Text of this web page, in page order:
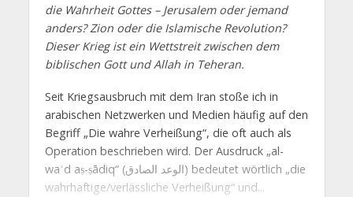
die Wahrheit Gottes – Jerusalem oder jemand
anders? Zion oder die Islamische Revolution?
Dieser Krieg ist ein Wettstreit zwischen dem
biblischen Gott und Allah in Teheran.
Seit Kriegsausbruch mit dem Iran stoße ich in
arabischen Netzwerken und Medien häufig auf den
Begriff „Die wahre Verheißung“, die oft auch als
Operation beschrieben wird. Der Ausdruck „al-
waʿd aṣ-ṣādiq“ (الوعد الصادق) bedeutet wörtlich „die
wahrhaftige/verlässliche Verheißung“ und...